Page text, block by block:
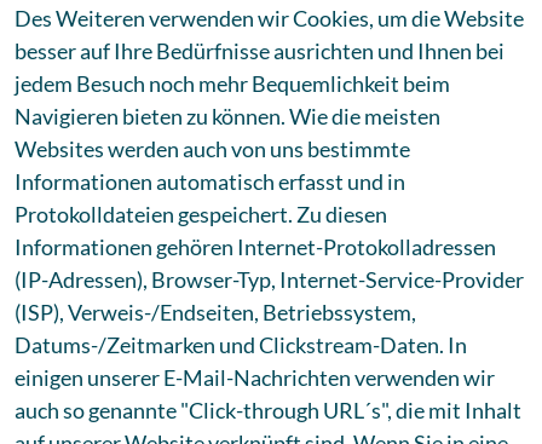
Des Weiteren verwenden wir Cookies, um die Website
besser auf Ihre Bedürfnisse ausrichten und Ihnen bei
jedem Besuch noch mehr Bequemlichkeit beim
Navigieren bieten zu können. Wie die meisten
Websites werden auch von uns bestimmte
Informationen automatisch erfasst und in
Protokolldateien gespeichert. Zu diesen
Informationen gehören Internet-Protokolladressen
(IP-Adressen), Browser-Typ, Internet-Service-Provider
(ISP), Verweis-/Endseiten, Betriebssystem,
Datums-/Zeitmarken und Clickstream-Daten. In
einigen unserer E-Mail-Nachrichten verwenden wir
auch so genannte "Click-through URL´s", die mit Inhalt